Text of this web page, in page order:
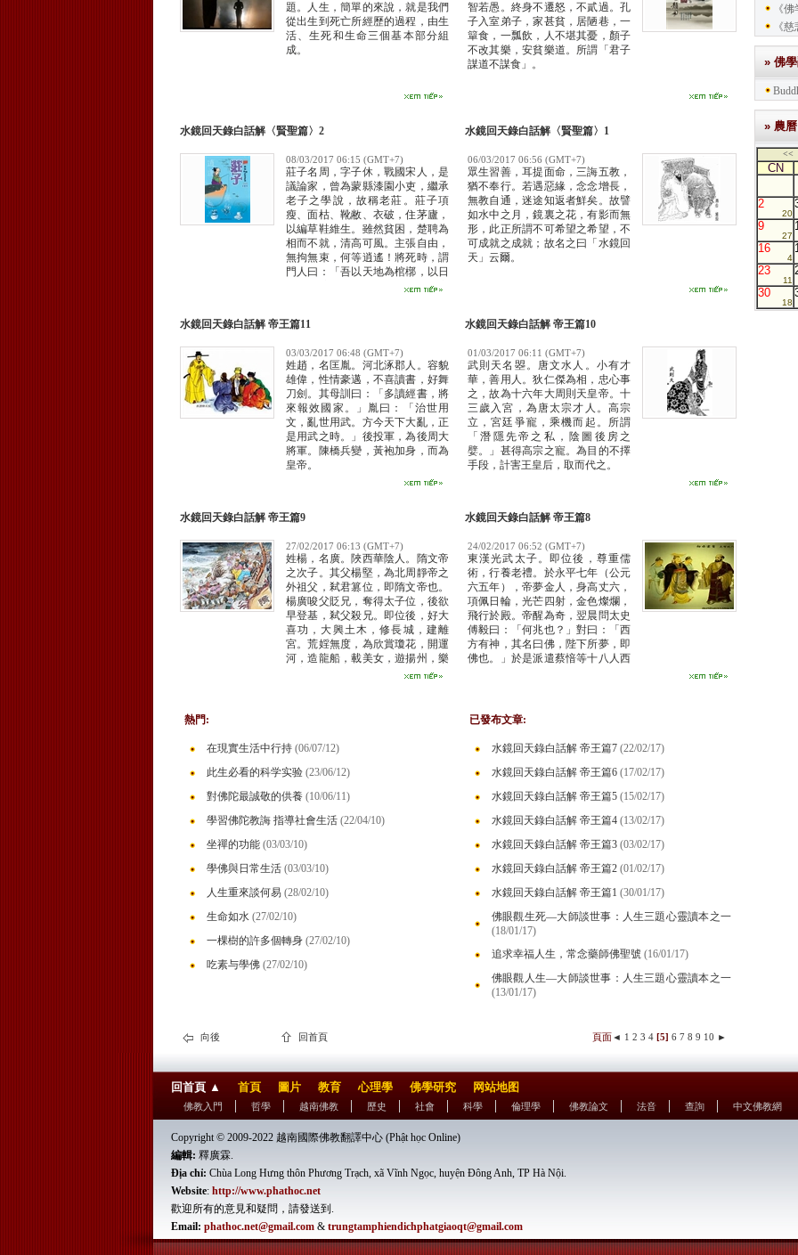
題。人生，簡單的來說，就是我們
從出生到死亡所經歷的過程，由生
活、生死和生命三個基本部分組
成。
智若愚。終身不遷怒，不貳過。孔
子入室弟子，家甚貧，居陋巷，一
簞食，一瓢飲，人不堪其憂，顏子
不改其樂，安貧樂道。所謂「君子
謀道不謀食」。
水鏡回天錄白話解〈賢聖篇〉2
08/03/2017 06:15 (GMT+7)
莊子名周，字子休，戰國宋人，是
議論家，曾為蒙縣漆園小吏，繼承
老子之學說，故稱老莊。莊子項
瘦、面枯、靴敝、衣破，住茅廬，
以編草鞋維生。雖然貧困，楚聘為
相而不就，清高可風。主張自由，
無拘無束，何等逍遙！將死時，謂
門人曰：「吾以天地為棺槨，以日
月為連璧，星辰為珠璣，萬物為齎
水鏡回天錄白話解〈賢聖篇〉1
06/03/2017 06:56 (GMT+7)
眾生習善，耳提面命，三誨五教，
猶不奉行。若遇惡緣，念念增長，
無教自通，迷途知返者鮮矣。故譬
如水中之月，鏡裏之花，有影而無
形，此正所謂不可希望之希望，不
可成就之成就；故名之曰「水鏡回
天」云爾。
水鏡回天錄白話解 帝王篇11
03/03/2017 06:48 (GMT+7)
姓趙，名匡胤。河北涿郡人。容貌
雄偉，性情豪邁，不喜讀書，好舞
刀劍。其母訓曰：「多讀經書，將
來報效國家。」胤曰：「治世用
文，亂世用武。方今天下大亂，正
是用武之時。」後投軍，為後周大
將軍。陳橋兵變，黃袍加身，而為
皇帝。
水鏡回天錄白話解 帝王篇10
01/03/2017 06:11 (GMT+7)
武則天名曌。唐文水人。小有才
華，善用人。狄仁傑為相，忠心事
之，故為十六年大周則天皇帝。十
三歲入宮，為唐太宗才人。高宗
立，宮廷爭寵，乘機而起。所謂
「潛隱先帝之私，陰圖後房之
嬖。」甚得高宗之寵。為目的不擇
手段，計害王皇后，取而代之。
水鏡回天錄白話解 帝王篇9
27/02/2017 06:13 (GMT+7)
姓楊，名廣。陜西華陰人。隋文帝
之次子。其父楊堅，為北周靜帝之
外祖父，弒君篡位，即隋文帝也。
楊廣唆父貶兄，奪得太子位，後欲
早登基，弒父殺兄。即位後，好大
喜功，大興土木，修長城，建離
宮。荒婬無度，為欣賞瓊花，開運
河，造龍船，載美女，遊揚州，樂
而忘返，勞民傷財，怨聲載道，民
水鏡回天錄白話解 帝王篇8
24/02/2017 06:52 (GMT+7)
東漢光武太子。即位後，尊重儒
術，行養老禮。於永平七年（公元
六五年），帝夢金人，身高丈六，
項佩日輪，光芒四射，金色燦爛，
飛行於殿。帝醒為奇，翌晨問太史
傅毅曰：「何兆也？」對曰：「西
方有神，其名曰佛，陛下所夢，即
佛也。」於是派遣蔡愔等十八人西
馬寺為二聖僧譯經場。
熱門:
在現實生活中行持 (06/07/12)
此生必看的科学实验 (23/06/12)
對佛陀最誠敬的供養 (10/06/11)
學習佛陀教誨 指導社會生活 (22/04/10)
坐禪的功能 (03/03/10)
學佛與日常生活 (03/03/10)
人生重來談何易 (28/02/10)
生命如水 (27/02/10)
一棵樹的許多個轉身 (27/02/10)
吃素与學佛 (27/02/10)
已發布文章:
水鏡回天錄白話解 帝王篇7 (22/02/17)
水鏡回天錄白話解 帝王篇6 (17/02/17)
水鏡回天錄白話解 帝王篇5 (15/02/17)
水鏡回天錄白話解 帝王篇4 (13/02/17)
水鏡回天錄白話解 帝王篇3 (03/02/17)
水鏡回天錄白話解 帝王篇2 (01/02/17)
水鏡回天錄白話解 帝王篇1 (30/01/17)
佛眼觀生死—大師談世事：人生三題心靈讀本之一
(18/01/17)
追求幸福人生，常念藥師佛聖號 (16/01/17)
佛眼觀人生—大師談世事：人生三題心靈讀本之一
(13/01/17)
向後 回首頁 頁面◄ 1 2 3 4 [5] 6 7 8 9 10 ►
《
《
» 佛
» 農曆
<<
CN
2
20
9
27
16
4
23
11
30
18
回首頁 ▲ 首頁 圖片 教育 心理學 佛學研究 网站地图
佛教入門 哲學 越南佛教 歷史 社會 科學 倫理學 佛教論文 法音 查詢 中文佛教網
Copyright © 2009-2022 越南國際佛教翻譯中心 (Phật học Online)
編輯: 釋廣霖.
Địa chỉ: Chùa Long Hưng thôn Phương Trạch, xã Vĩnh Ngọc, huyện Đông Anh, TP Hà Nội.
Website: http://www.phathoc.net
歡迎所有的意見和疑問，請發送到.
Email: phathoc.net@gmail.com & trungtamphiendichphatgiaoqt@gmail.com